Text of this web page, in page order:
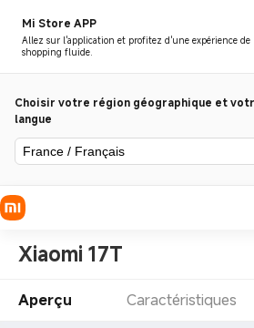
Mi Store APP
Allez sur l'application et profitez d'une expérience de
shopping fluide.
Choisir votre région géographique et
langue
France / Français
Xiaomi 17T
Aperçu Caractéristiques